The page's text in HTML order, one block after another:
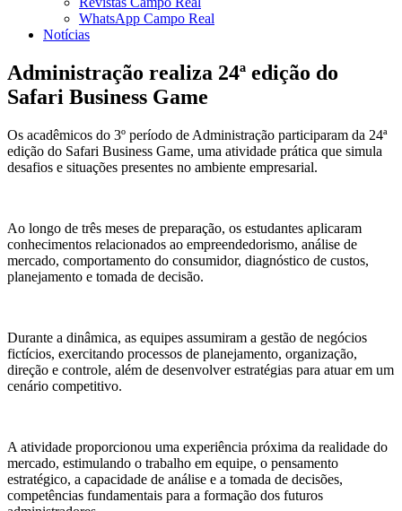
WhatsApp Campo Real
Notícias
Administração realiza 24ª edição do
Safari Business Game
Os acadêmicos do 3º período de Administração participaram da 24ª
edição do Safari Business Game, uma atividade prática que simula
desafios e situações presentes no ambiente empresarial.
Ao longo de três meses de preparação, os estudantes aplicaram
conhecimentos relacionados ao empreendedorismo, análise de
mercado, comportamento do consumidor, diagnóstico de custos,
planejamento e tomada de decisão.
Durante a dinâmica, as equipes assumiram a gestão de negócios
fictícios, exercitando processos de planejamento, organização,
direção e controle, além de desenvolver estratégias para atuar em um
cenário competitivo.
A atividade proporcionou uma experiência próxima da realidade do
mercado, estimulando o trabalho em equipe, o pensamento
estratégico, a capacidade de análise e a tomada de decisões,
competências fundamentais para a formação dos futuros